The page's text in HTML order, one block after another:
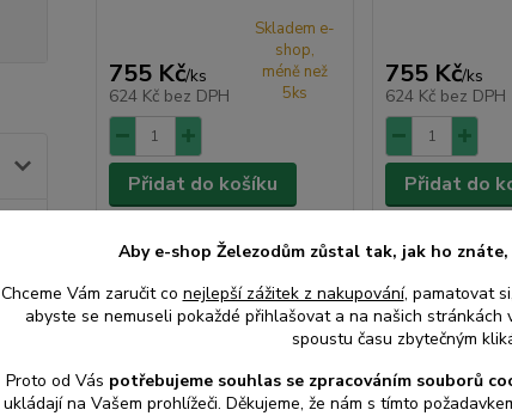
755 Kč/ks
624 Kč bez DPH
Skladem e-
shop,
méně než
5ks
Přidat do košíku
755 Kč/ks
624 Kč bez DPH
Přidat do
Aby e-shop Železodům zůstal tak, jak ho
Chceme Vám zaručit co nejlepší zážitek z nakupování, pamatovat
abyste se nemuseli pokaždé přihlašovat a na našich
spoustu času zbytečným
Proto od Vás potřebujeme souhlas se zpracováním souborů
ukládají na Vašem prohlížeči. Děkujeme, že nám s tímto